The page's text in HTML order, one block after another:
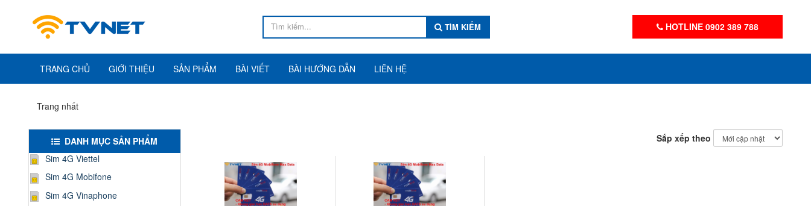
TÌM KIẾM HOTLINE 0902 389 788
TRANG CHỦ GIỚI THIỆU SẢN PHẨM BÀI VIẾT BÀI HƯỚNG DẪN LIÊN HỆ
Trang nhất
Sắp xếp theo
DANH MỤC SẢN PHẨM
Sim 4G Viettel
Sim 4G Mobifone
Sim 4G Vinaphone